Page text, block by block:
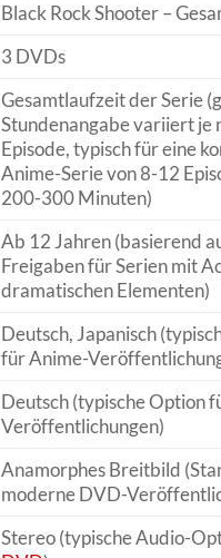
Black Rock Shooter –
3 DVDs
Gesamtlaufzeit der Serie
Stundenangabe variiert je
Episode, typisch für eine
Anime-Serie von 8-12
200-300 Minuten)
Ab 12 Jahren (basierend
Freigaben für Serien mit
dramatischen Elementen)
Deutsch, Japanisch
für Anime-
Deutsch (typische Option
Veröffentlichungen)
Anamorphes Breitbild
moderne DVD-
Stereo (typische Audio-